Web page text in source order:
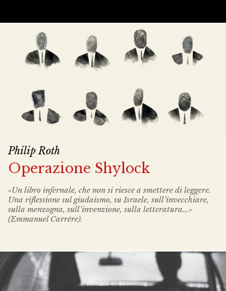
Philip Roth
Operazione Shylock
«Un libro infernale, che non si riesce a smettere di leggere.
Una riflessione sul giudaismo, su Israele, sull’invecchiare,
sulla menzogna, sull’invenzione, sulla letteratura...»
(Emmanuel Carrère).